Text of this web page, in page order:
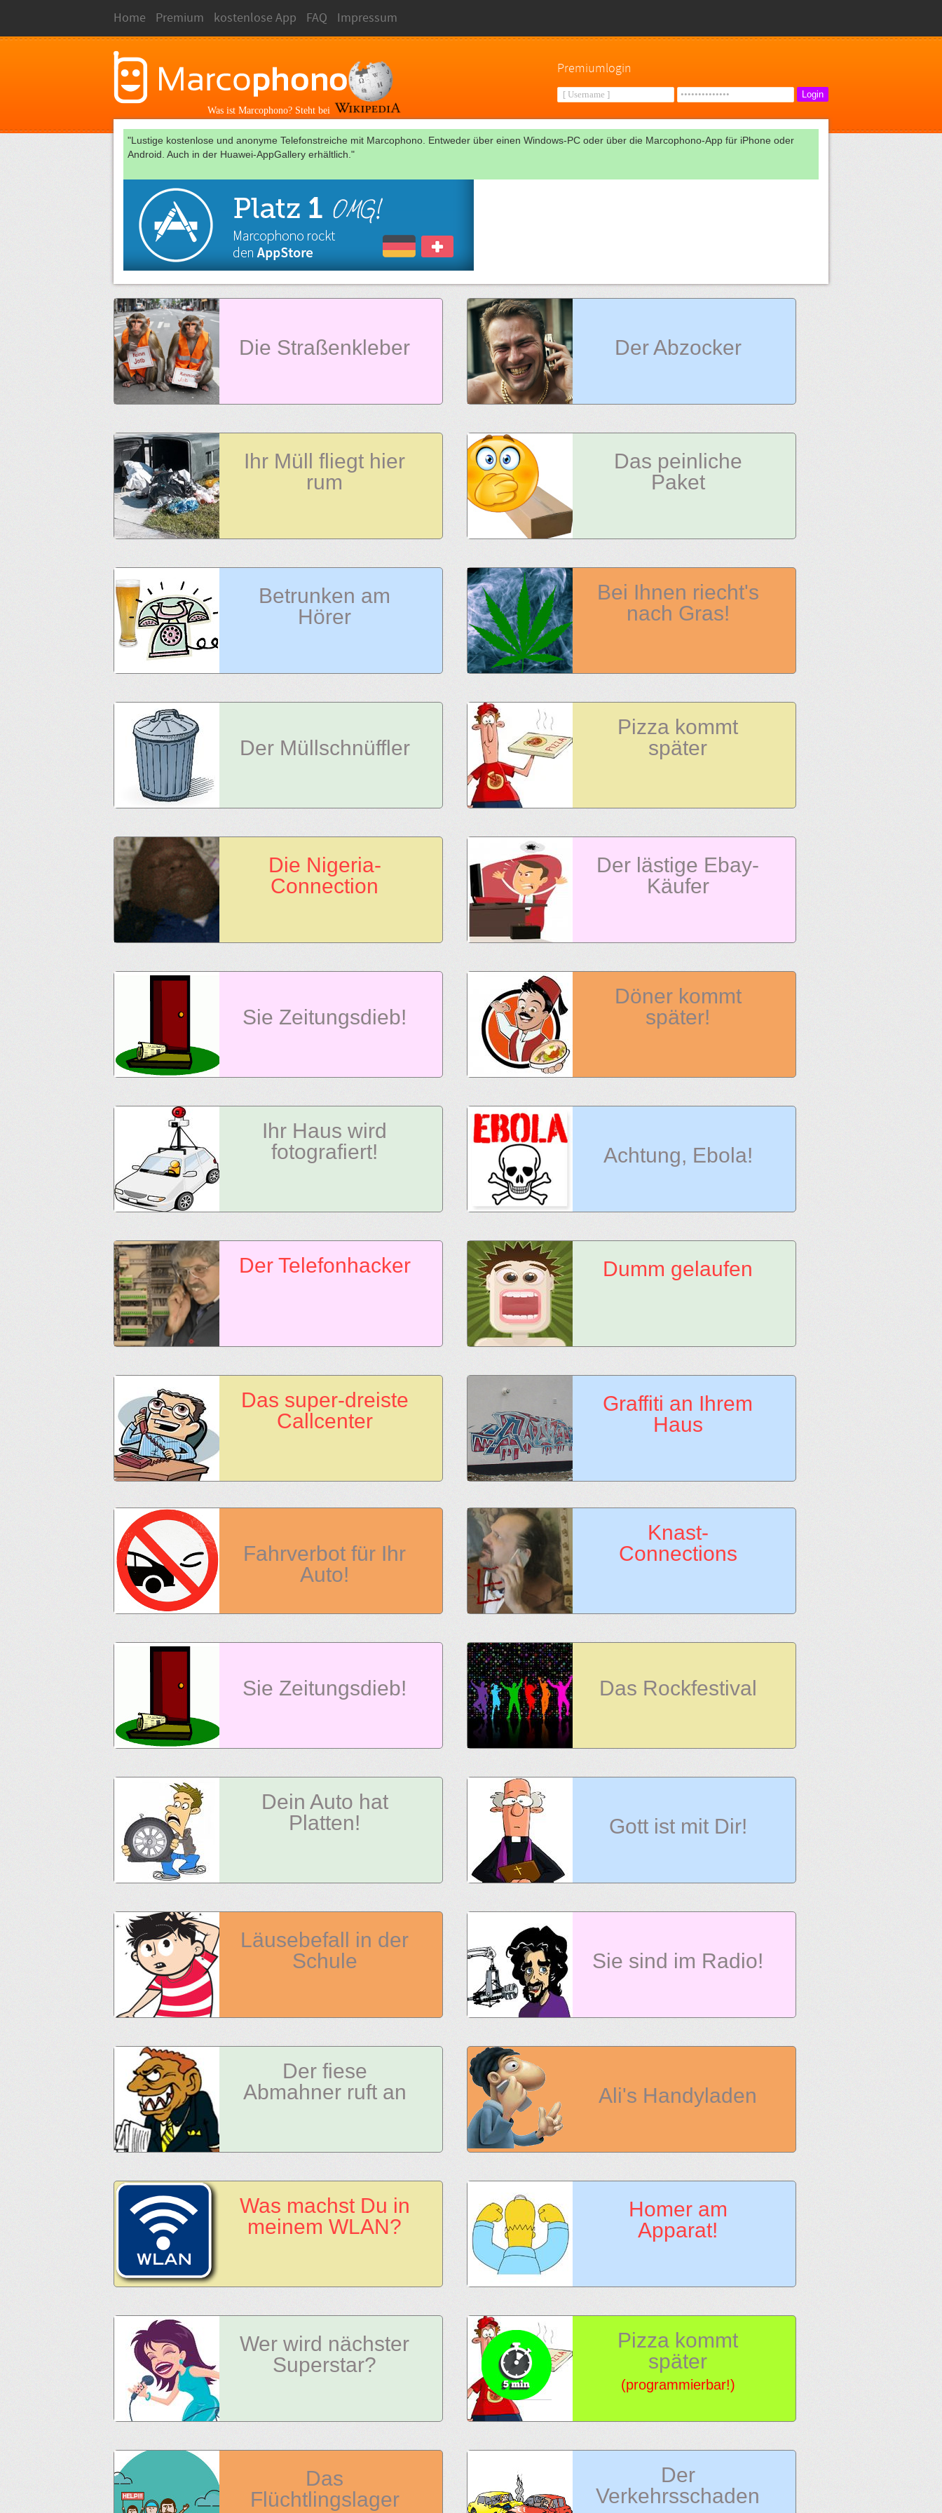
Home Premium kostenlose App FAQ Impressum
Premiumlogin
Was ist Marcophono? Steht bei
"Lustige kostenlose und anonyme Telefonstreiche mit Marcophono. Entweder über einen Windows-PC oder über die Marcophono-App für iPhone oder
Android. Auch in der Huawei-AppGallery erhältlich."
Die Straßenkleber Der Abzocker
Ihr Müll fliegt hier
rum
Das peinliche
Paket
Betrunken am
Hörer
Bei Ihnen riecht's
nach Gras!
Der Müllschnüffler
Pizza kommt
später
Die Nigeria-
Connection
Der lästige Ebay-
Käufer
Sie Zeitungsdieb!
Döner kommt
später!
Ihr Haus wird
fotografiert!
Achtung, Ebola!
Der Telefonhacker Dumm gelaufen
Das super-dreiste
Callcenter
Graffiti an Ihrem
Haus
Fahrverbot für Ihr
Auto!
Knast-
Connections
Sie Zeitungsdieb! Das Rockfestival
Dein Auto hat
Platten!
Gott ist mit Dir!
Läusebefall in der
Schule
Sie sind im Radio!
Der fiese
Abmahner ruft an
Ali's Handyladen
Was machst Du in
meinem WLAN?
Homer am
Apparat!
Wer wird nächster
Superstar?
Pizza kommt
später
(programmierbar!)
Das
Flüchtlingslager
Der
Verkehrsschaden